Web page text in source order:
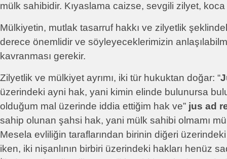
mülk sahibidir. Kıyaslama caizse, sevgili zilyet, koca
Mülkiyetin, mutlak tasarruf hakkı ve zilyetlik
derece önemlidir ve söyleyeceklerimizin
kavranması gerekir.
Zilyetlik ve mülkiyet ayrımı, iki tür hukuktan doğar: “
üzerindeki ayni hak, yani kimin elinde bulunursa
olduğum mal üzerinde iddia ettiğim hak ve” jus ad
sahip olunan şahsi hak, yani mülk sahibi olmamı
Mesela evliliğin taraflarından birinin diğeri üzerindeki
iken, iki nişanlının birbiri üzerindeki hakları henüz